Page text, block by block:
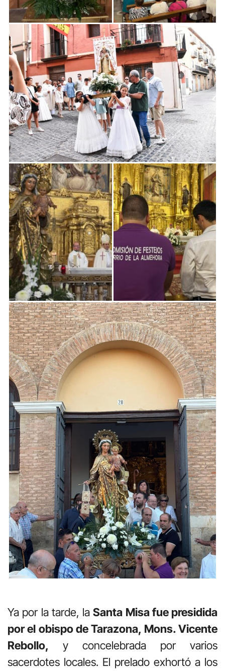
Ya por la tarde, laSanta Misa fue presidida
por el obispo de Tarazona, Mons. Vicente
Rebollo, y concelebrada por varios
sacerdotes locales. El prelado exhortó a los